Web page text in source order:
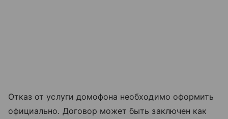
Отказ от услуги домофона необходимо оформить
официально. Договор может быть заключен как